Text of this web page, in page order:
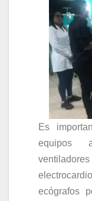
Es
equipos
ecógrafos